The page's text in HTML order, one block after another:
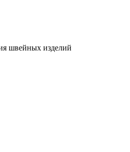
швейных изделий